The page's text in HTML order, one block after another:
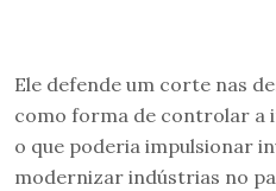
Ele defende um corte nas
como forma de controlar a
o que poderia impulsionar
modernizar indústrias no